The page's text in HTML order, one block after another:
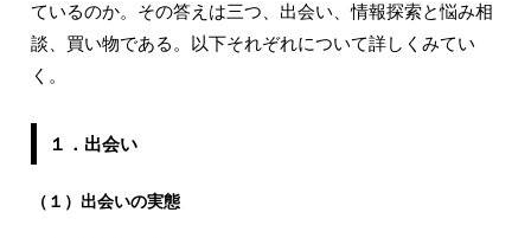
ているのか。その答えは三つ、出会い、情報探索と悩み相
談、買い物である。以下それぞれについて詳しくみてい
く。
１．出会い
（１）出会いの実態